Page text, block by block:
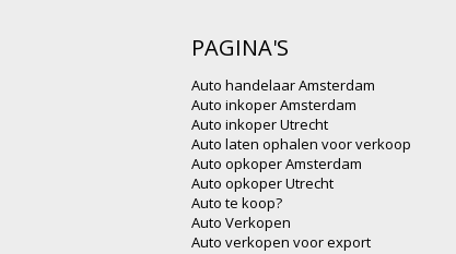
PAGINA'S
Auto handelaar Amsterdam
Auto inkoper Amsterdam
Auto inkoper Utrecht
Auto laten ophalen voor verkoop
Auto opkoper Amsterdam
Auto opkoper Utrecht
Auto te koop?
Auto Verkopen
Auto verkopen voor export